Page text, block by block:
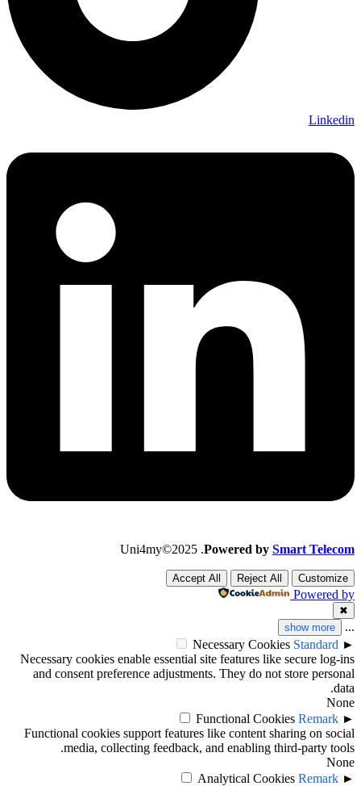
Linkedin
Uni4my©2025 .Powered by Smart Telecom
Customize
Reject All
Accept All
Powered by
✖
...
show more
►
Necessary Cookies Standard
Necessary cookies enable essential site features like secure log-ins
and consent preference adjustments. They do not store personal
data.
None
►
Functional Cookies Remark
Functional cookies support features like content sharing on social
media, collecting feedback, and enabling third-party tools.
None
►
Analytical Cookies Remark